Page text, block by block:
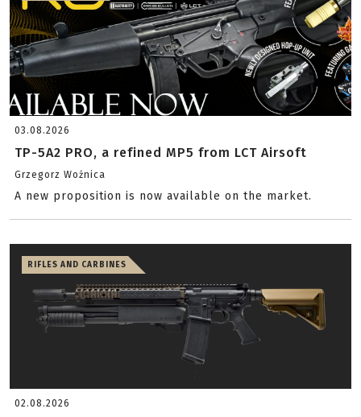
03.08.2026
TP-5A2 PRO, a refined MP5 from LCT Airsoft
Grzegorz Woźnica
A new proposition is now available on the market.
RIFLES AND CARBINES
02.08.2026